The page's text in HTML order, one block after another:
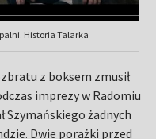
Historia Talarka
z boksem zmusił
imprezy w Radomiu
Szymańskiego żadnych
Dwie porażki przed